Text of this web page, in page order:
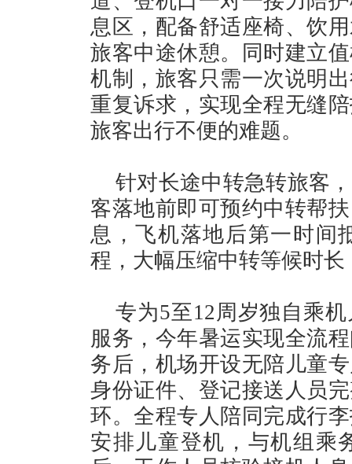
息区，配备舒适座椅、饮
旅客中途休憩。同时建立
机制，旅客只需一次说明
重复诉求，实现全程无缝
旅客出行不便的难题。
针对长途中转急转旅客
客落地前即可预约中转帮
息，飞机落地后第一时间
程，大幅压缩中转等候时
专为5至12周岁独自乘
服务，今年暑运实现全流
务后，机场开设无陪儿童
身份证件、登记接送人员
环。全程专人陪同完成行
安排儿童登机，与机组乘